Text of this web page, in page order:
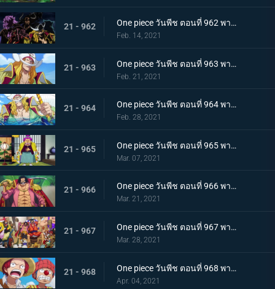
21 - 962 One piece วันพีช ตอนที่ 962 พากย์ไทย ชะตาชีวิตที่เปลี่ยนแปลง กลุ่มโจรสลัดหนวดขาวเกยตื้น!!
Feb. 14, 2021
21 - 963 One piece วันพีช ตอนที่ 963 พากย์ไทย ความมุ่งมั่นของโอเด้ง! การทดสอบของหนวดขาว!
Feb. 21, 2021
21 - 964 One piece วันพีช ตอนที่ 964 พากย์ไทย น้องชายของหนวดขาว! การผจญภัยของโอเด้ง!
Feb. 28, 2021
21 - 965 One piece วันพีช ตอนที่ 965 พากย์ไทย ดวลดาบ! โรเจอร์กับหนวดขาว!
Mar. 07, 2021
21 - 966 One piece วันพีช ตอนที่ 966 พากย์ไทย ความปรารถนาของโรเจอร์! การเดินทางครั้งใหม่
Mar. 21, 2021
21 - 967 One piece วันพีช ตอนที่ 967 พากย์ไทย อุทิศชีวิต! การผจญภัยของโรเจอร์!
Mar. 28, 2021
21 - 968 One piece วันพีช ตอนที่ 968 พากย์ไทย ราชาโจรสลัดถือกำเนิด ถึงแล้ว! เกาะสุดท้าย
Apr. 04, 2021